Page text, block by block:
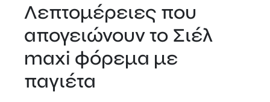
Λεπτομέρειες που
απογειώνουν το Σιέλ
maxi φόρεμα με
παγιέτα